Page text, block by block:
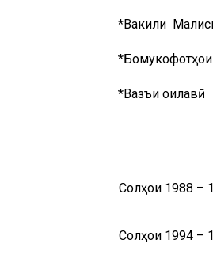
*Вакили
*Вазъи оилавӣ
Солҳои 1988 –
Солҳои 1994 –